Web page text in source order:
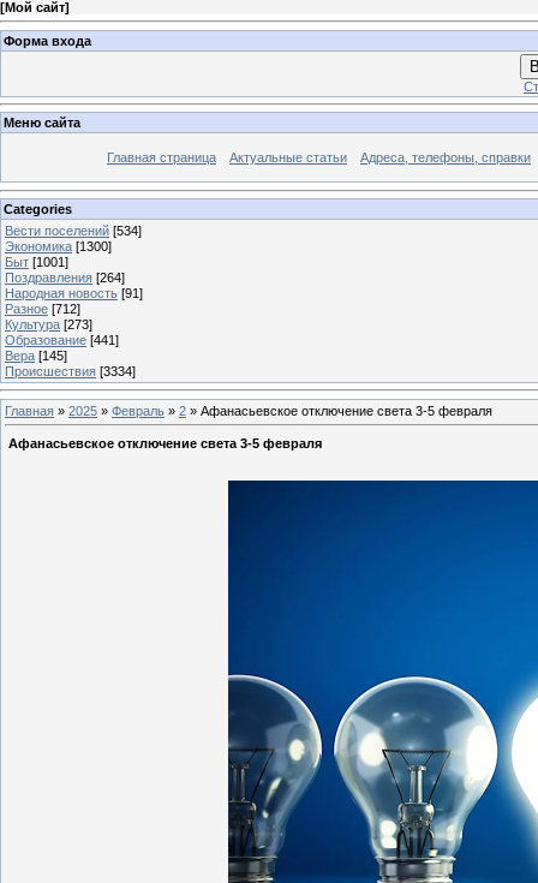
[Мой сайт]
Форма входа
Меню сайта
Главная страница Актуальные статьи Адреса, телефоны, справки
Categories
Вести поселений [534]
Экономика [1300]
Быт [1001]
Поздравления [264]
Народная новость [91]
Разное [712]
Культура [273]
Образование [441]
Вера [145]
Происшествия [3334]
Главная » 2025 » Февраль » 2 » Афанасьевское отключение света 3-5 февраля
Афанасьевское отключение света 3-5 февраля